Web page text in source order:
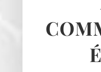
Marines
Montgeroult
Neuilly-en-vexin